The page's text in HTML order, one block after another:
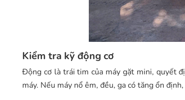
Kiểm tra kỹ động cơ
Động cơ là trái tim của máy gặt mini, quyết
máy. Nếu máy nổ êm, đều, ga có tăng ổn